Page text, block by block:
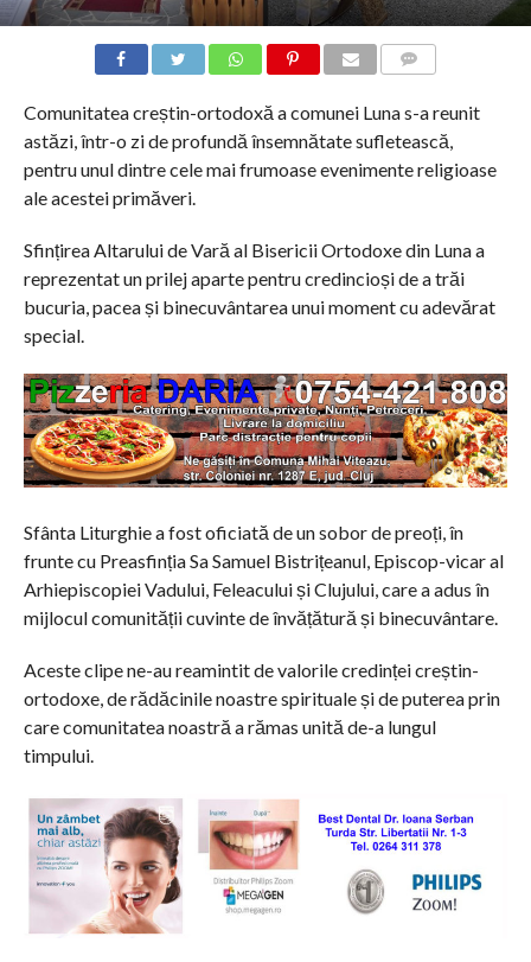
Comunitatea creștin-ortodoxă a comunei Luna s-a reunit
astăzi, într-o zi de profundă însemnătate sufletească,
pentru unul dintre cele mai frumoase evenimente religioase
ale acestei primăveri.
Sfințirea Altarului de Vară al Bisericii Ortodoxe din Luna a
reprezentat un prilej aparte pentru credincioși de a trăi
bucuria, pacea și binecuvântarea unui moment cu adevărat
special.
Sfânta Liturghie a fost oficiată de un sobor de preoți, în
frunte cu Preasfinția Sa Samuel Bistrițeanul, Episcop-vicar al
Arhiepiscopiei Vadului, Feleacului și Clujului, care a adus în
mijlocul comunității cuvinte de învățătură și binecuvântare.
Aceste clipe ne-au reamintit de valorile credinței creștin-
ortodoxe, de rădăcinile noastre spirituale și de puterea prin
care comunitatea noastră a rămas unită de-a lungul
timpului.